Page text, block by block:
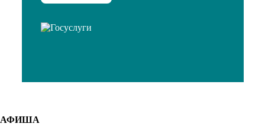
АФИША